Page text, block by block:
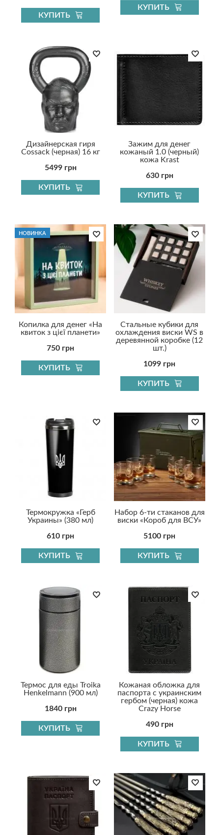
КУПИТЬ
КУПИТЬ
Дизайнерская гиря
Cossack (черная) 16 кг
5499 грн
КУПИТЬ
Зажим для денег
кожаный 1.0 (черный)
кожа Krast
630 грн
КУПИТЬ
НОВИНКА
Копилка для денег «На
квиток з цієї планети»
750 грн
КУПИТЬ
Стальные кубики для
охлаждения виски WS в
деревянной коробке (12
шт.)
1099 грн
КУПИТЬ
Термокружка «Герб
Украины» (380 мл)
610 грн
КУПИТЬ
Набор 6-ти стаканов для
виски «Короб для ВСУ»
5100 грн
КУПИТЬ
Термос для еды Troika
Henkelmann (900 мл)
1840 грн
КУПИТЬ
Кожаная обложка для
паспорта с украинским
гербом (черная) кожа
Crazy Horse
490 грн
КУПИТЬ